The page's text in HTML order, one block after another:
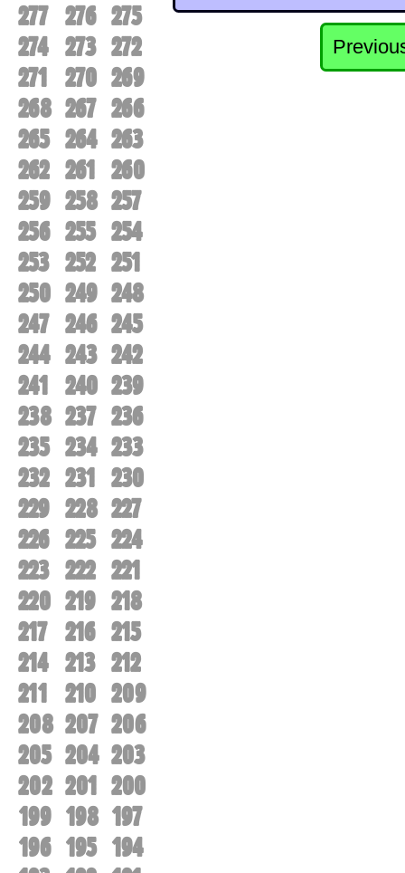
277 276 275
274 273 272
271 270 269
268 267 266
265 264 263
262 261 260
259 258 257
256 255 254
253 252 251
250 249 248
247 246 245
244 243 242
241 240 239
238 237 236
235 234 233
232 231 230
229 228 227
226 225 224
223 222 221
220 219 218
217 216 215
214 213 212
211 210 209
208 207 206
205 204 203
202 201 200
199 198 197
196 195 194